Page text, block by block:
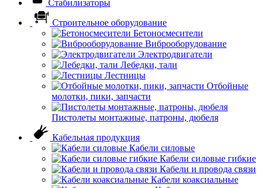
Стабилизаторы
Строительное оборудование
Бетоносмесители
Виброоборудование
Электродвигатели
Лебедки, тали
Лестницы
Отбойные
молотки, пики, запчасти
Пистолеты монтажные, патроны, дюбеля
Кабельная продукция
Кабели силовые
Кабели силовые гибкие
Кабели и провода связи
Кабели коаксиальные